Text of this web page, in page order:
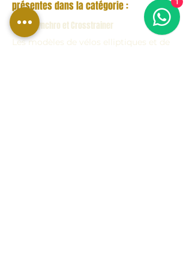
présentes dans la catégorie :
Excite Synchro et Crosstrainer
Les modèles de vélos elliptiques et de
1